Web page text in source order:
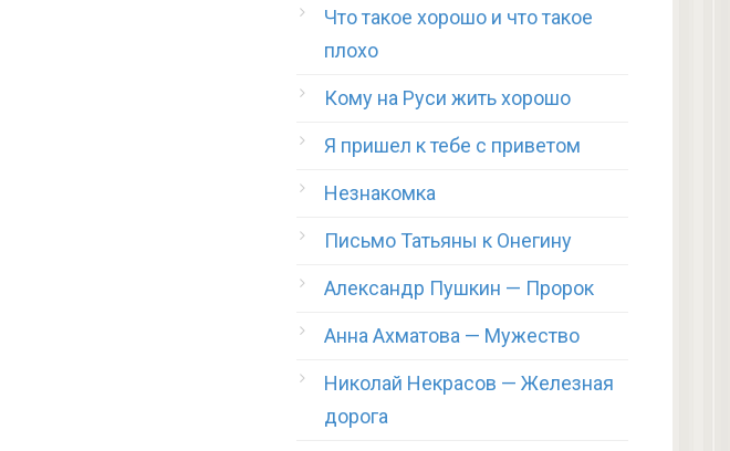
Что такое хорошо и что такое
плохо
Кому на Руси жить хорошо
Я пришел к тебе с приветом
Незнакомка
Письмо Татьяны к Онегину
Александр Пушкин — Пророк
Анна Ахматова — Мужество
Николай Некрасов — Железная
дорога